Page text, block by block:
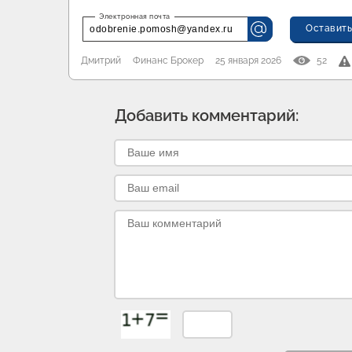
odobrenie.pomosh@yandex.ru
Дмитрий Финанс Брокер 25 января 2026 52
Добавить комментарий: